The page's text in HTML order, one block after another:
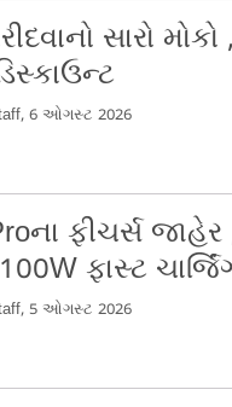
સારો
6 ઓગસ્ટ 2026
ફીચર્સ
ફાસ્ટ
5 ઓગસ્ટ 2026